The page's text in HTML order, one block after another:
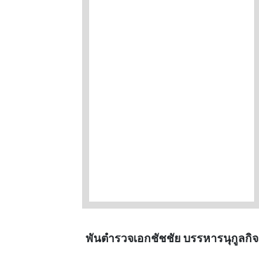
พันตำรวจเอกชัชชัย บรรหารนุกูลกิจ